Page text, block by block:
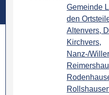
Gemeinde
den
Altenvers,
Kirchvers,
Nanz-/